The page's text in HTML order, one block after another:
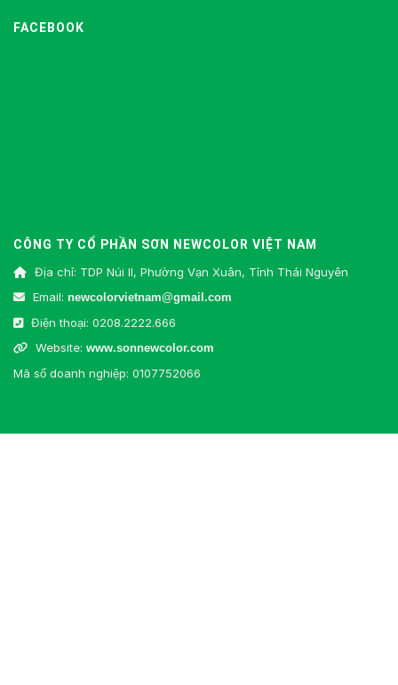
FACEBOOK
CÔNG TY CỔ PHẦN SƠN NEWCOLOR VIỆT NAM
Địa chỉ: TDP Núi II, Phường Vạn Xuân, Tỉnh Thái Nguyên
Email: newcolorvietnam@gmail.com
Điện thoại: 0208.2222.666
Website: www.sonnewcolor.com
Mã số doanh nghiệp: 0107752066